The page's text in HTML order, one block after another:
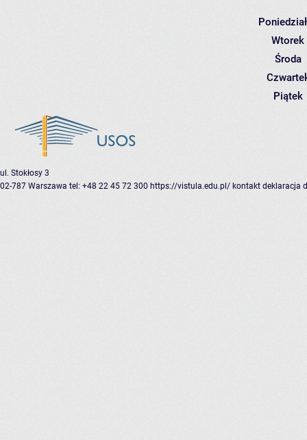
Wtorek
Środa
Piątek
ul. Stokłosy 3
02-787 Warszawa tel: +48 22 45 72 300 https://vistula.edu.pl/ kontakt deklaracja